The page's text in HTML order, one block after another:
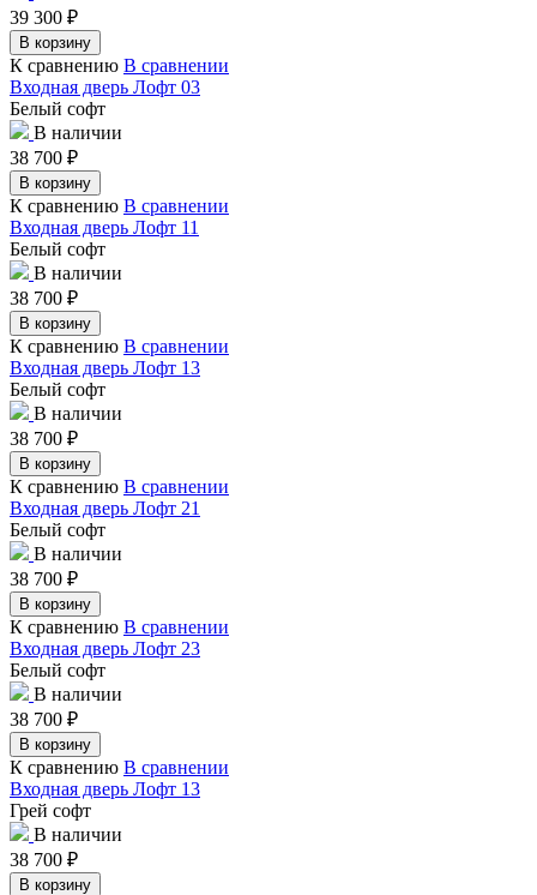
39 300 ₽
В корзину
К сравнению В сравнении
Входная дверь Лофт 03
Белый софт
В наличии
38 700 ₽
В корзину
К сравнению В сравнении
Входная дверь Лофт 11
Белый софт
В наличии
38 700 ₽
В корзину
К сравнению В сравнении
Входная дверь Лофт 13
Белый софт
В наличии
38 700 ₽
В корзину
К сравнению В сравнении
Входная дверь Лофт 21
Белый софт
В наличии
38 700 ₽
В корзину
К сравнению В сравнении
Входная дверь Лофт 23
Белый софт
В наличии
38 700 ₽
В корзину
К сравнению В сравнении
Входная дверь Лофт 13
Грей софт
В наличии
38 700 ₽
В корзину